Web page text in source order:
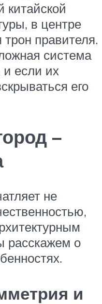
китайской
в центре
трон правителя.
система
и если их
его
–
не
расскажем о
и